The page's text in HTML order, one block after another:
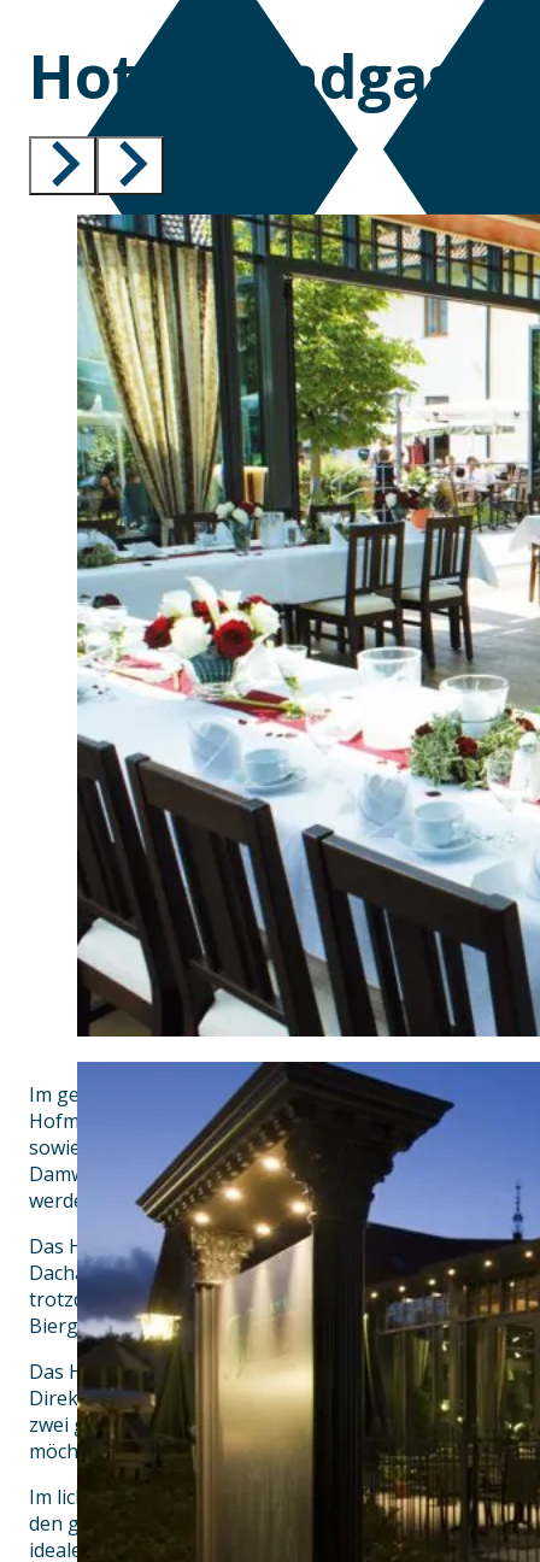
Hotel
Im gemütlichen Landhotel, das als traditionsreicher
Hofmeier geführt wird, werden Ihnen ausgewählte
sowie saisonal wechselnder, regionaler Küche serviert.
Damwild aus dem eigenen Gehege, das ganzjährig
werden hauptsächlich Produkte aus der eigenen
Das Hotel befindet sich ganz in der Nähe zu den
Dachau. Der Flughafen sowie das Messegelände sind
trotzdem genießt man vor Ort die ländliche Ruhe, nicht
Biergarten mit angrenzendem Spielplatz für die Kleinen.
Das Hotel verfügt über 55 moderne Gästezimmer, die
Direktwahl-Telefon und TV ausgestattet sind sowie
zwei große Appartements für Geschäftsreisende oder
möchten.
Im lichtdurchfluteten Wintergarten mit seiner
den großen Glasfassaden an drei Seiten finden bis zu
idealer Rahmen für Hochzeiten, Taufen, Familien- und